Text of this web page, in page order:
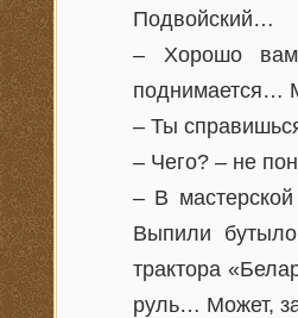
Подвойский…
– Хорошо вам
поднимается…
– Ты
– Чего? – не
– В
Выпили
трактора
руль… Может,